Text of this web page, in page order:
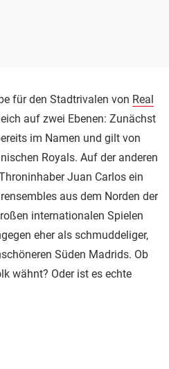
für den Stadtrivalen von Real
auf zwei Ebenen: Zunächst
im Namen und gilt von
Royals. Auf der anderen
Juan Carlos ein
aus dem Norden der
internationalen Spielen
eher als schmuddeliger,
Süden Madrids. Ob
wähnt? Oder ist es echte